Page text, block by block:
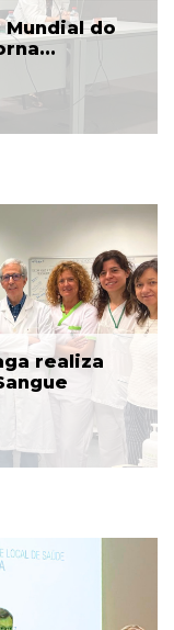
Mundial do
realiza